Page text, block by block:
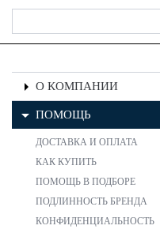
О КОМПАНИИ
ПОМОЩЬ
ДОСТАВКА И ОПЛАТА
КАК КУПИТЬ
ПОМОЩЬ В ПОДБОРЕ
ПОДЛИННОСТЬ БРЕНДА
КОНФИДЕНЦИАЛЬНОСТЬ